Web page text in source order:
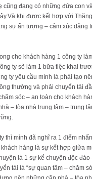
cũng đang có những đứa con
khi được kết hợp với
sự ấn tượng – cảm xúc dâng
cho khách hàng 1 công ty
ty sẽ làm 1 bữa tiệc khai
ty yêu cầu mình là phải tạo
thường và phải chuyển tải
sóc – an toàn cho khách
– tòa nhà trung tâm – trung
thì mình đã nghĩ ra 1 điểm
hàng là sự kết hợp giữa
là 1 sự kể chuyện độc đáo
tải là “sự quan tâm – chăm